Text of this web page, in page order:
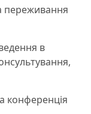
переживання
в
конференція